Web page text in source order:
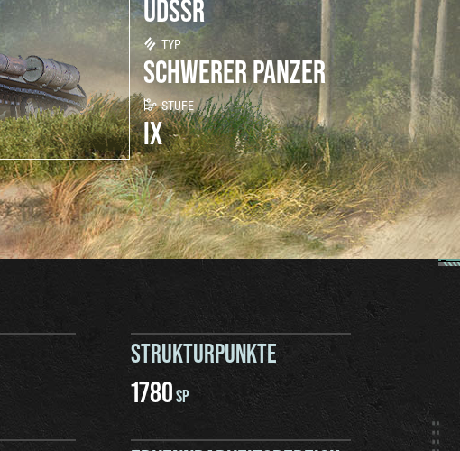
Regimenter-Ranglisten
Twitch Drops
UDSSR
TYP
SCHWERER PANZER
STUFE
IX
STRUKTURPUNKTE
1780SP